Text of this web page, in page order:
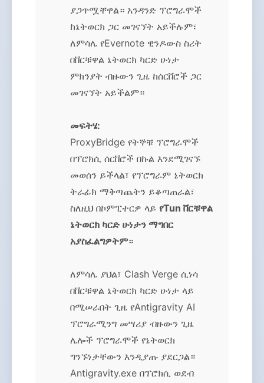
ያጋጥሟቸዋል። አንዳንድ ፕሮግራሞች
ከኔትወርክ ጋር መገናኘት አይችሉም፣
ለምሳሌ የEvernote ዊንዶውስ ስሪት
በቨርቹዋል ኔትወርክ ካርድ ሁነታ
ምክንያት ብዙውን ጊዜ ከሰርቨሮች ጋር
መገናኘት አይችልም።
መፍትሄ:
ProxyBridge የትኞቹ ፕሮግራሞች
በፕሮክሲ ሰርቨሮች በኩል እንደሚገናኙ
መወሰን ይችላል፣ የፕሮግራም ኔትወርክ
ትራፊክ ማቅጣጨትን ይቆጣጠራል፣
ስለዚህ በኮምፒተርዎ ላይ የTun ቨርቹዋል
ኔትወርክ ካርድ ሁነታን ማግበር
አያስፈልግዎትም።
ለምሳሌ ያህል፣ Clash Verge ሲነሳ
በቨርቹዋል ኔትወርክ ካርድ ሁነታ ላይ
በሚሠራበት ጊዜ የAntigravity AI
ፕሮግራሚንግ መሣሪያ ብዙውን ጊዜ
ሌሎች ፕሮግራሞች የኔትወርክ
ግንኙነታቸውን እንዲያጡ ያደርጋል።
Antigravity.exe በፕሮክሲ ወደብ